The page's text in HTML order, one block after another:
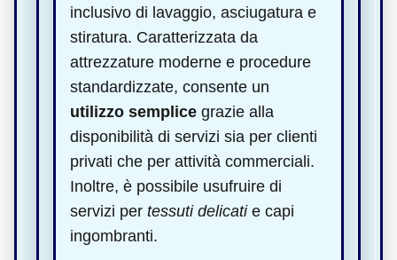
inclusivo di lavaggio, asciugatura e
stiratura. Caratterizzata da
attrezzature moderne e procedure
standardizzate, consente un
utilizzo semplice grazie alla
disponibilità di servizi sia per clienti
privati che per attività commerciali.
Inoltre, è possibile usufruire di
servizi per tessuti delicatie capi
ingombranti.